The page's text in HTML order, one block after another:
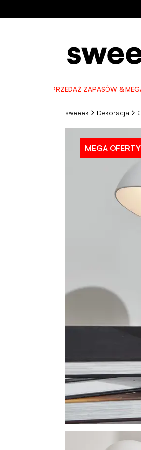
WYPRZEDAŻ ZAPASÓW &
sweeek Dekoracja
MEGA OFERTY